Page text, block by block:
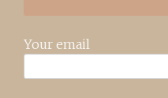
Your email